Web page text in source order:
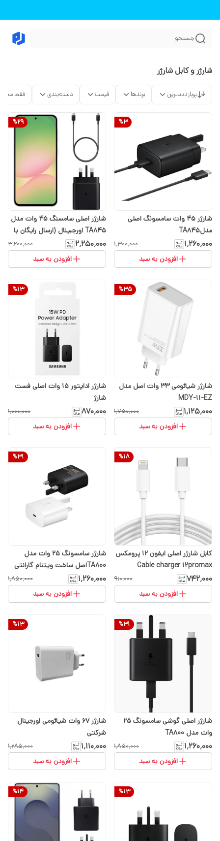
جستجو
شارژر و کابل شارژر
پربازدیدترین برندها قیمت دسته‌بندی فقط
%3
شارژر ۴۵ وات سامسونگ اصلی
مدلTA845
۱٬۲۶۰٬۰۰۰ ۱٬۳۰۰٬۰۰۰
افزودن به سبد
%29
شارژر اصلی سامسنگ 45 وات مدل
TA845 اورجبینال (ارسال رایگان با
انتخاب گزینه تیپاکس)
۲٬۲۵۰٬۰۰۰ ۳٬۲۰۰٬۰۰۰
افزودن به سبد
%35
شارژر شیائومی 33 وات اصل مدل
MDY-11-EZ
۱٬۱۲۵٬۰۰۰ ۱٬۷۵۰٬۰۰۰
افزودن به سبد
%13
شارژر اداپتور 15 وات اصلی فست
شارژ
۸۷۰٬۰۰۰ ۱٬۰۰۰٬۰۰۰
افزودن به سبد
%18
کابل شارژر اصلی ایفون 12 پرومکس
Cable charger 12promax
۷۴۲٬۰۰۰ ۹۱۰٬۰۰۰
افزودن به سبد
%31
شارژر سامسونگ 25 وات مدل
TA800اصل ساخت ویتنام گارانتی
شرکتی 6 ماهه تعویض
۱٬۲۶۰٬۰۰۰ ۱٬۸۵۰٬۰۰۰
افزودن به سبد
%31
شارژر اصلی گوشی سامسونگ ۲۵
وات مدل TA800
۱٬۲۶۰٬۰۰۰ ۱٬۸۵۰٬۰۰۰
افزودن به سبد
%13
شارژر 67 وات شیائومی اورجینال
شرکتی
۱٬۱۱۰٬۰۰۰ ۱٬۲۸۵٬۰۰۰
افزودن به سبد
%13
%14